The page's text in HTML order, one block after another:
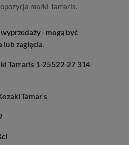
marki Tamaris.
- mogą być
lub zagięcia.
Tamaris 1-25522-27 314
Tamaris